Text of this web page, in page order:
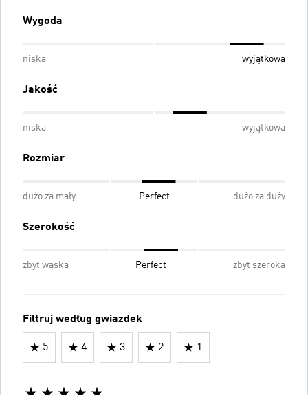
Wygoda
niska wyjątkowa
Jakość
niska wyjątkowa
Rozmiar
dużo za mały Perfect dużo za duży
Szerokość
zbyt wąska Perfect zbyt szeroka
Filtruj według gwiazdek
5 4 3 2 1